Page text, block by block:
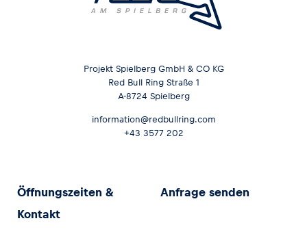
Projekt Spielberg GmbH & CO KG
Red Bull Ring Straße 1
A-8724 Spielberg
information@redbullring.com
+43 3577 202
Öffnungszeiten &
Kontakt
Anfrage senden